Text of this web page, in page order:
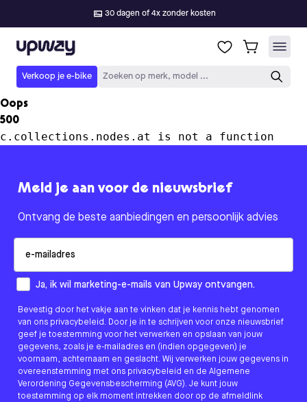
30 dagen of 4x zonder kosten
Upway
Verkoop je e-bike Zoeken op merk, model ...
Oops
500
c.collections.nodes.at is not a function
Meld je aan voor de nieuwsbrief
Ontvang de beste aanbiedingen en persoonlijk advies
How would you like to hear from us?
Ja, ik wil marketing-e-mails van Upway ontvangen.
Bevestig door het vakje aan te vinken dat je kennis hebt genomen
van ons privacybeleid. Door je in te schrijven voor onze nieuwsbrief
geef je toestemming voor het verwerken en opslaan van jouw
gegevens, zoals je e-mailadres en (indien opgegeven) je
voornaam, achternaam en geslacht. Wij verwerken jouw gegevens in
overeenstemming met ons privacybeleid en de Algemene
Verordening Gegevensbescherming (AVG). Je kunt jouw
toestemming op elk moment intrekken door op de afmeldlink